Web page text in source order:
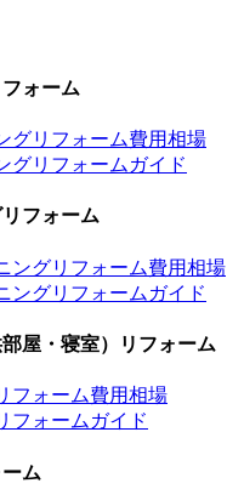
ォーム
グリフォーム費用相場
グリフォームガイド
フォーム
ングリフォーム費用相場
ングリフォームガイド
屋・寝室）リフォーム
フォーム費用相場
フォームガイド
ム